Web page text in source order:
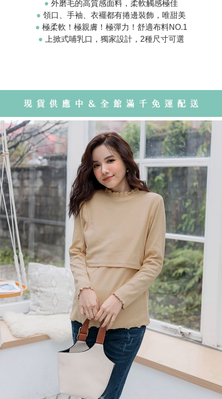
● 外磨毛的高質感面料，柔軟觸感極佳
● 領口、手袖、衣襬都有捲邊裝飾，唯甜美
● 極柔軟！極親膚！極彈力！舒適布料NO.1
●
上掀式哺乳口，獨家設計，2種尺寸可選